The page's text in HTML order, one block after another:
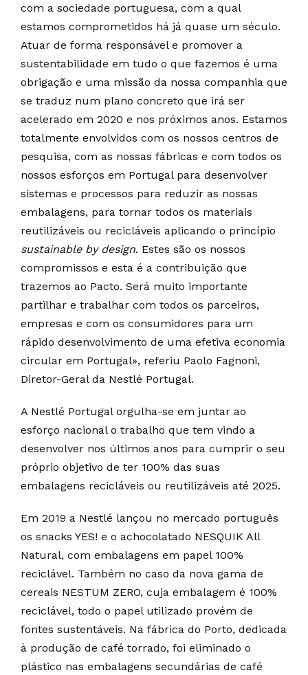
com a sociedade portuguesa, com a qual
estamos comprometidos há já quase um século.
Atuar de forma responsável e promover a
sustentabilidade em tudo o que fazemos é uma
obrigação e uma missão da nossa companhia que
se traduz num plano concreto que irá ser
acelerado em 2020 e nos próximos anos. Estamos
totalmente envolvidos com os nossos centros de
pesquisa, com as nossas fábricas e com todos os
nossos esforços em Portugal para desenvolver
sistemas e processos para reduzir as nossas
embalagens, para tornar todos os materiais
reutilizáveis ou recicláveis aplicando o princípio
sustainable by design. Estes são os nossos
compromissos e esta é a contribuição que
trazemos ao Pacto. Será muito importante
partilhar e trabalhar com todos os parceiros,
empresas e com os consumidores para um
rápido desenvolvimento de uma efetiva economia
circular em Portugal», referiu Paolo Fagnoni,
Diretor-Geral da Nestlé Portugal.
A Nestlé Portugal orgulha-se em juntar ao
esforço nacional o trabalho que tem vindo a
desenvolver nos últimos anos para cumprir o seu
próprio objetivo de ter 100% das suas
embalagens recicláveis ou reutilizáveis até 2025.
Em 2019 a Nestlé lançou no mercado português
os snacks YES! e o achocolatado NESQUIK All
Natural, com embalagens em papel 100%
reciclável. Também no caso da nova gama de
cereais NESTUM ZERO, cuja embalagem é 100%
reciclável, todo o papel utilizado provém de
fontes sustentáveis. Na fábrica do Porto, dedicada
à produção de café torrado, foi eliminado o
plástico nas embalagens secundárias de café